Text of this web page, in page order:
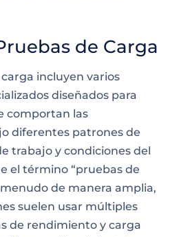
de Carga
incluyen varios
diseñados para
comportan las
diferentes patrones de
trabajo y condiciones del
el término “pruebas de
menudo de manera amplia,
suelen usar múltiples
de rendimiento y carga